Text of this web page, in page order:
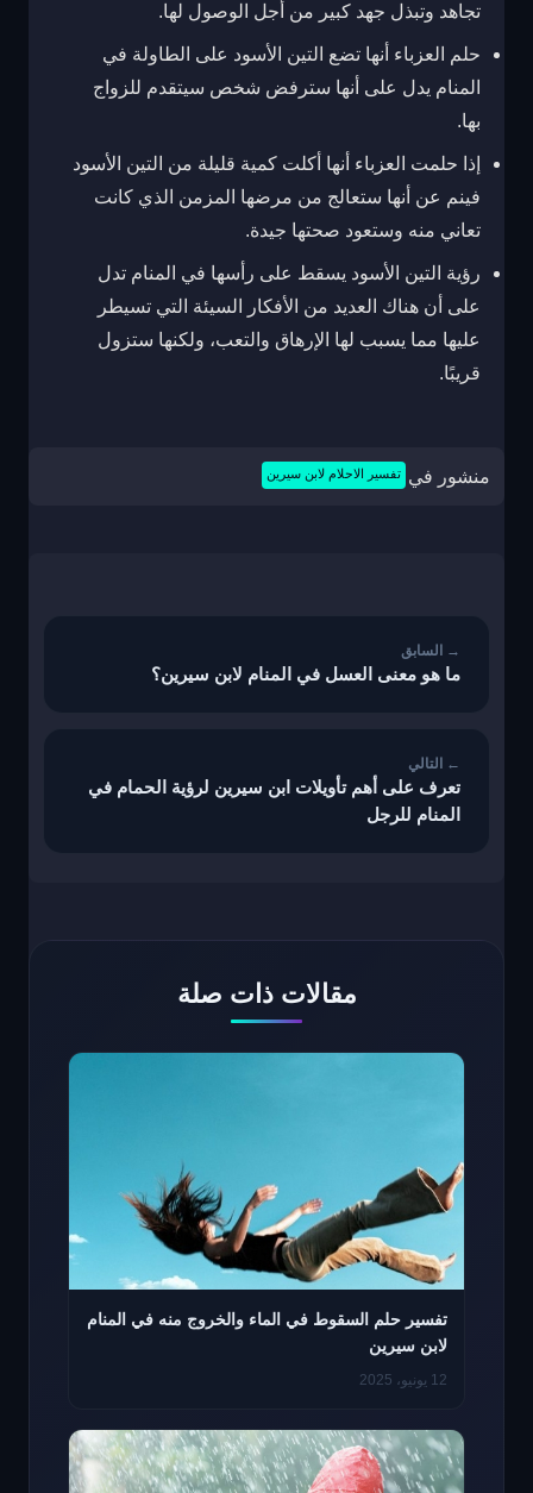
تجاهد وتبذل جهد كبير من أجل الوصول لها.
حلم العزباء أنها تضع التين الأسود على الطاولة في
المنام يدل على أنها سترفض شخص سيتقدم للزواج
بها.
إذا حلمت العزباء أنها أكلت كمية قليلة من التين الأسود
فينم عن أنها ستعالج من مرضها المزمن الذي كانت
تعاني منه وستعود صحتها جيدة.
رؤية التين الأسود يسقط على رأسها في المنام تدل
على أن هناك العديد من الأفكار السيئة التي تسيطر
عليها مما يسبب لها الإرهاق والتعب، ولكنها ستزول
قريبًا.
منشور في تفسير الاحلام لابن سيرين
ما هو معنى العسل في المنام لابن سيرين؟
تعرف على أهم تأويلات ابن سيرين لرؤية الحمام في
المنام للرجل
مقالات ذات صلة
تفسير حلم السقوط في الماء والخروج منه في المنام
لابن سيرين
12 يونيو، 2025